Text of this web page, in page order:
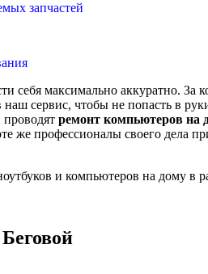
запчастей
себя максимально аккуратно.
сервис, чтобы не попасть в
ремонт компьютеров на
же профессионалы своего дела